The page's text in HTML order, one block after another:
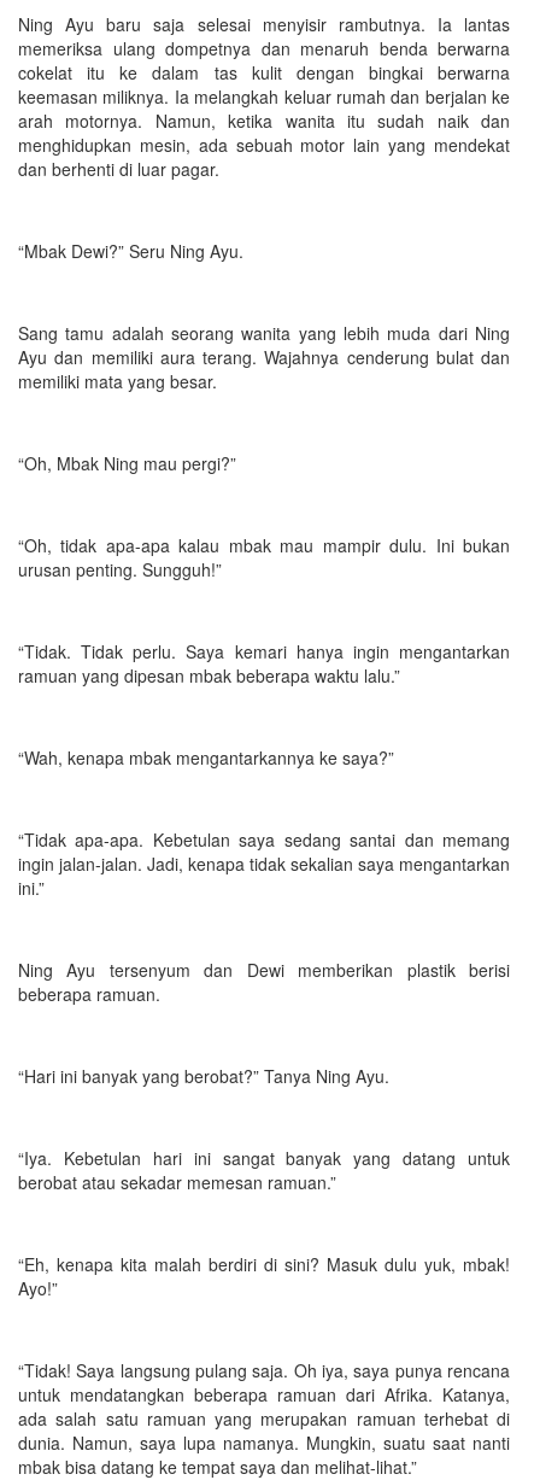
Ning Ayu baru saja selesai menyisir rambutnya. Ia lantas
memeriksa ulang dompetnya dan menaruh benda berwarna
cokelat itu ke dalam tas kulit dengan bingkai berwarna
keemasan miliknya. Ia melangkah keluar rumah dan berjalan ke
arah motornya. Namun, ketika wanita itu sudah naik dan
menghidupkan mesin, ada sebuah motor lain yang mendekat
dan berhenti di luar pagar.
“Mbak Dewi?” Seru Ning Ayu.
Sang tamu adalah seorang wanita yang lebih muda dari Ning
Ayu dan memiliki aura terang. Wajahnya cenderung bulat dan
memiliki mata yang besar.
“Oh, Mbak Ning mau pergi?”
“Oh, tidak apa-apa kalau mbak mau mampir dulu. Ini bukan
urusan penting. Sungguh!”
“Tidak. Tidak perlu. Saya kemari hanya ingin mengantarkan
ramuan yang dipesan mbak beberapa waktu lalu.”
“Wah, kenapa mbak mengantarkannya ke saya?”
“Tidak apa-apa. Kebetulan saya sedang santai dan memang
ingin jalan-jalan. Jadi, kenapa tidak sekalian saya mengantarkan
ini.”
Ning Ayu tersenyum dan Dewi memberikan plastik berisi
beberapa ramuan.
“Hari ini banyak yang berobat?” Tanya Ning Ayu.
“Iya. Kebetulan hari ini sangat banyak yang datang untuk
berobat atau sekadar memesan ramuan.”
“Eh, kenapa kita malah berdiri di sini? Masuk dulu yuk, mbak!
Ayo!”
“Tidak! Saya langsung pulang saja. Oh iya, saya punya rencana
untuk mendatangkan beberapa ramuan dari Afrika. Katanya,
ada salah satu ramuan yang merupakan ramuan terhebat di
dunia. Namun, saya lupa namanya. Mungkin, suatu saat nanti
mbak bisa datang ke tempat saya dan melihat-lihat.”